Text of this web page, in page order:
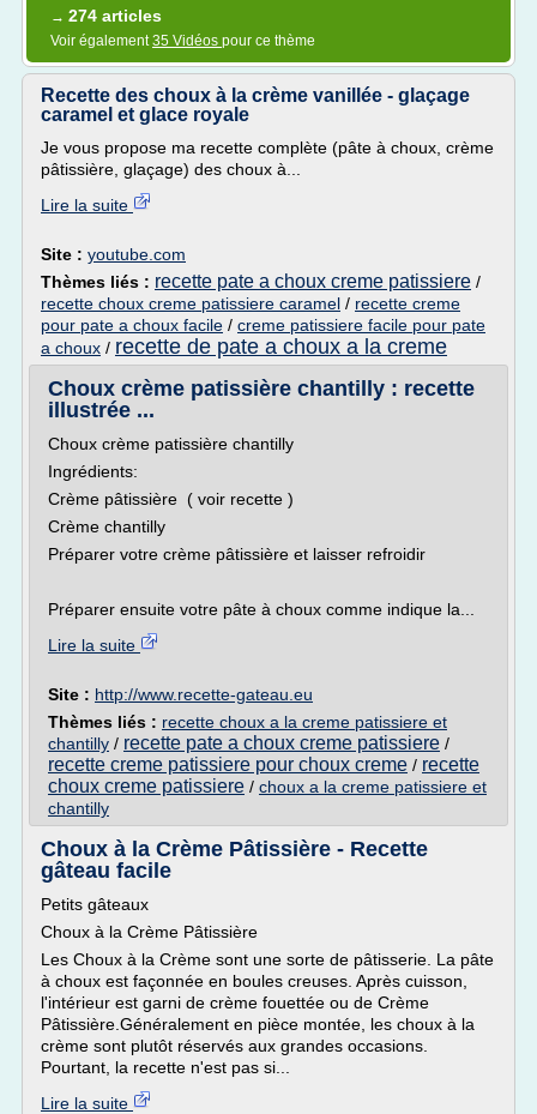
→ 274 articles
Voir également35 Vidéos pour ce thème
Recette des choux à la crème vanillée - glaçage
caramel et glace royale
Je vous propose ma recette complète (pâte à choux, crème
pâtissière, glaçage) des choux à...
Lire la suite
Site : youtube.com
Thèmes liés : recette pate a choux creme patissiere /
recette choux creme patissiere caramel / recette creme
pour pate a choux facile / creme patissiere facile pour pate
a choux / recette de pate a choux a la creme
Choux crème patissière chantilly : recette
illustrée ...
Choux crème patissière chantilly
Ingrédients:
Crème pâtissière ( voir recette )
Crème chantilly
Préparer votre crème pâtissière et laisser refroidir
Préparer ensuite votre pâte à choux comme indique la...
Lire la suite
Site : http://www.recette-gateau.eu
Thèmes liés : recette choux a la creme patissiere et
chantilly / recette pate a choux creme patissiere /
recette creme patissiere pour choux creme / recette
choux creme patissiere / choux a la creme patissiere et
chantilly
Choux à la Crème Pâtissière - Recette
gâteau facile
Petits gâteaux
Choux à la Crème Pâtissière
Les Choux à la Crème sont une sorte de pâtisserie. La pâte
à choux est façonnée en boules creuses. Après cuisson,
l'intérieur est garni de crème fouettée ou de Crème
Pâtissière.Généralement en pièce montée, les choux à la
crème sont plutôt réservés aux grandes occasions.
Pourtant, la recette n'est pas si...
Lire la suite